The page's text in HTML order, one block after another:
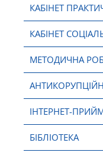
КАБІНЕТ
КАБІНЕТ
МЕТОДИЧНА
ІНТЕРНЕТ-
БІБЛІОТЕКА